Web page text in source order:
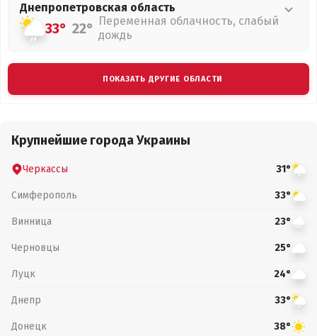
Днепропетровская область
33° 22° Переменная облачность, слабый
дождь
ПОКАЗАТЬ ДРУГИЕ ОБЛАСТИ
Крупнейшие города Украины
Черкассы 31°
Симферополь 33°
Винница 23°
Черновцы 25°
Луцк 24°
Днепр 33°
Донецк 38°